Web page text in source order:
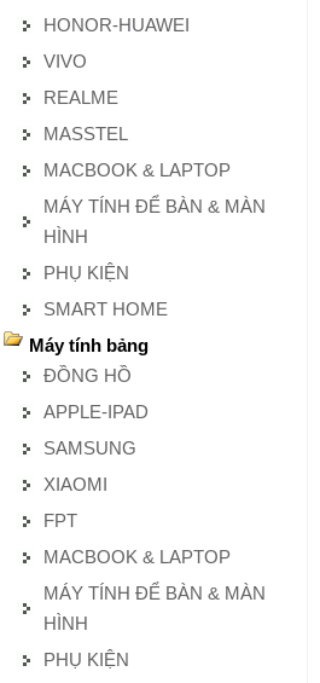
HONOR-HUAWEI
VIVO
REALME
MASSTEL
MACBOOK & LAPTOP
MÁY TÍNH ĐỂ BÀN & MÀN
HÌNH
PHỤ KIỆN
SMART HOME
Máy tính bảng
ĐỒNG HỒ
APPLE-IPAD
SAMSUNG
XIAOMI
FPT
MACBOOK & LAPTOP
MÁY TÍNH ĐỂ BÀN & MÀN
HÌNH
PHỤ KIỆN